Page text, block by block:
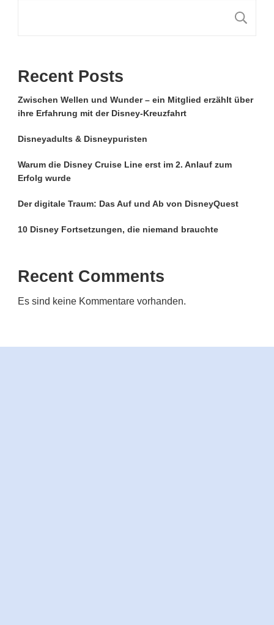
Recent Posts
Zwischen Wellen und Wunder – ein Mitglied erzählt über
ihre Erfahrung mit der Disney-Kreuzfahrt
Disneyadults & Disneypuristen
Warum die Disney Cruise Line erst im 2. Anlauf zum
Erfolg wurde
Der digitale Traum: Das Auf und Ab von DisneyQuest
10 Disney Fortsetzungen, die niemand brauchte
Recent Comments
Es sind keine Kommentare vorhanden.